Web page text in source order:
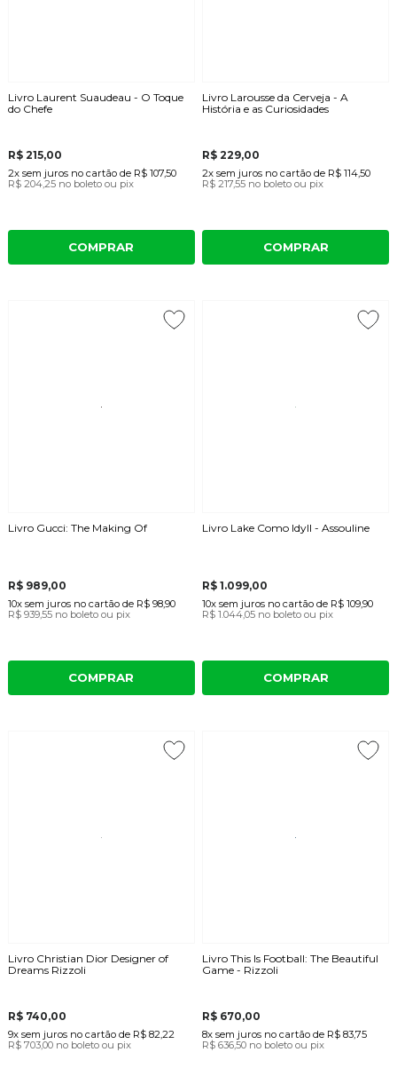
Livro Laurent Suaudeau - O Toque
do Chefe
R$ 215,00
2x sem juros no cartãode R$ 107,50
R$ 204,25 no boleto ou pix
COMPRAR
Livro Larousse da Cerveja - A
História e as Curiosidades
R$ 229,00
2x sem juros no cartão de R$ 114,50
R$ 217,55 no boleto ou pix
COMPRAR
Livro Gucci: The Making Of
R$ 989,00
10x sem juros no cartãode R$ 98,90
R$ 939,55 no boleto ou pix
COMPRAR
Livro Lake Como Idyll - Assouline
R$ 1.099,00
10x sem juros no cartão de R$ 109,90
R$ 1.044,05 no boleto ou pix
COMPRAR
Livro Christian Dior Designer of
Dreams Rizzoli
R$ 740,00
9x sem juros no cartãode R$ 82,22
R$ 703,00 no boleto ou pix
Livro This Is Football: The Beautiful
Game - Rizzoli
R$ 670,00
8x sem juros no cartão de R$ 83,75
R$ 636,50 no boleto ou pix